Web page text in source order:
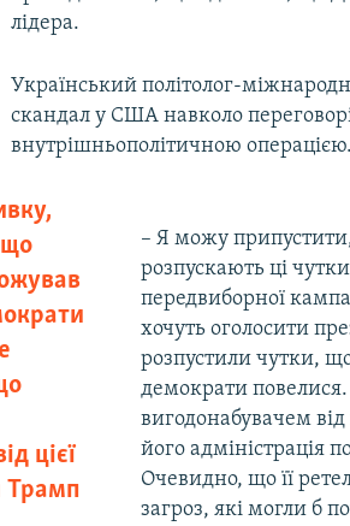
лідера.
Український політолог-
скандал у США навколо
внутрішньополітичною операцією.
що
цієї
Трамп
– Я можу
розпускають ці
передвиборної
хочуть оголосити
розпустили чутки,
демократи
вигодонабувачем
його адміністрація
Очевидно, що її
загроз, які могли б